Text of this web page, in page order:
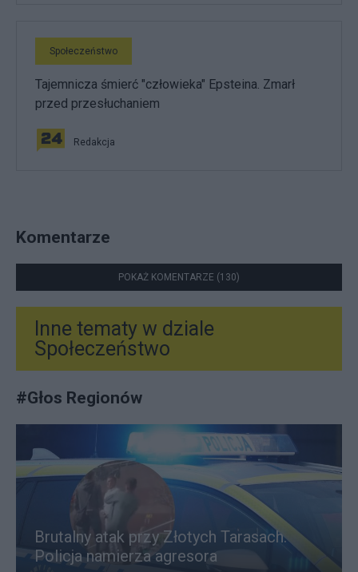
Społeczeństwo
Tajemnicza śmierć "człowieka" Epsteina. Zmarł
przed przesłuchaniem
Redakcja
Komentarze
POKAŻ KOMENTARZE (130)
Inne tematy w dziale
Społeczeństwo
#Głos Regionów
Brutalny atak przy Złotych Tarasach.
Policja namierza agresora